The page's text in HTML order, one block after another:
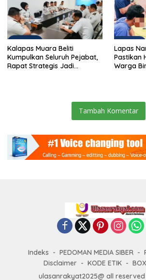
Kalapas Muara Beliti
Kumpulkan Seluruh Pejabat,
Rapat Strategis Jadi
Lapas
Pastikan
Warga
Tambah Komentar
Indeks PEDOMAN MEDIA SIBER
Disclaimer
KODE ETIK
ulasanrakyat2025@ all